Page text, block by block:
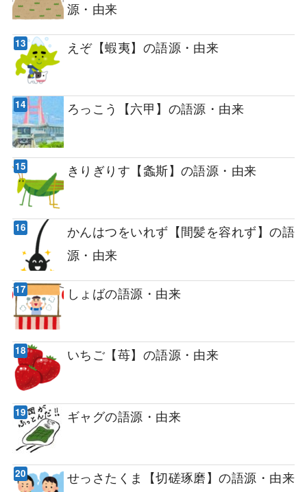
源・由来
えぞ【蝦夷】の語源・由来
ろっこう【六甲】の語源・由来
きりぎりす【螽斯】の語源・由来
かんはつをいれず【間髪を容れず】の語
源・由来
しょばの語源・由来
いちご【苺】の語源・由来
ギャグの語源・由来
せっさたくま【切磋琢磨】の語源・由来